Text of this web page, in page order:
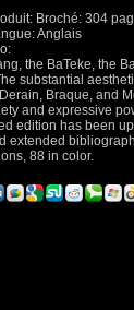
Broché: 304
Anglais
the BaTeke, the
substantial
Braque, and
and expressive
edition has been
extended
88 in color.